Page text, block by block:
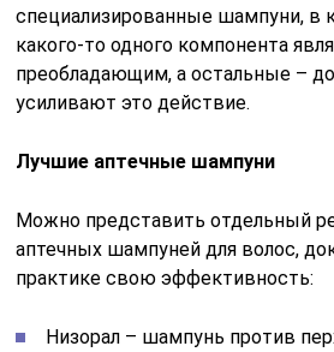
специализированные шампуни, в
какого-то одного компонента
преобладающим, а остальные –
усиливают это действие.
Лучшие аптечные шампуни
Можно представить отдельный
аптечных шампуней для волос,
практике свою эффективность:
Низорал – шампунь против